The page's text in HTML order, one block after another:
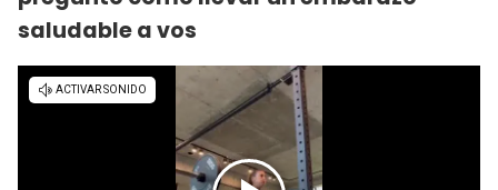
saludable a vos